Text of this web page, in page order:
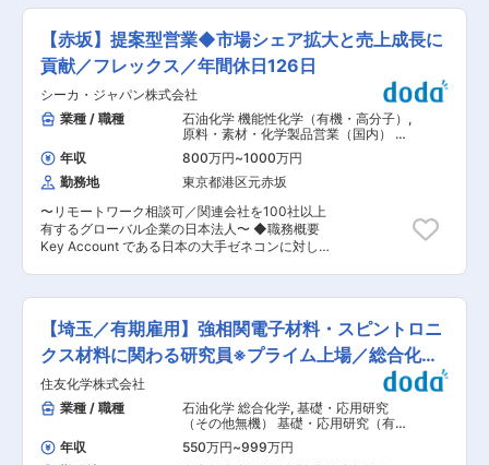
イフバランスの取れた就業環境です。アットホー
ムな雰囲気で落ち着きのある社風のため、新卒社
員や中途社員で入社した社員の方を長期的に教育
し、確実に成長していくことができる環境が整っ
ています。 ・ローコスト/ハイクオリティ/クイッ
クレスポンスという三大要素を最大限発揮するた
めに最新鋭の設備を導入し、原料供給から金型交
換、成形、集積といった生産の主要工程をオート
メーション化することで、従来、人の手に頼って
いた作業を無人化・自動化・省力化・高品質化を
実現し、24時間体制での稼働を可能にしていま
す。 ・高品質、安定供給を目指し、国内外に自社
工場と営業拠点を展開しています。緻密な商品企
技術」の向上と常時安定供給を支える「大規模な
生産体制」を構築しています。三重工場・上海工
ンターをオンラインで結ぶ受発注システムによ
り、顧客からの電子発注に対応、製品の迅速な配
送を実現しています。 変更の範囲：会社の定める
業務
開、顧客との技術折衝までを一貫して担当いただ
くポジションです。 ◆業務内容： ・半導体メー
カー／半導体製造装置メーカーの要求仕様を満た
す精密洗浄処方（薬液条件・プロセス条件等）の
開発・評価 ・開発した洗浄処方の国内・海外工場
（欧米・アジア）への技術移管・立ち上げ支援 ・
国内外顧客との技術的なコミュニケーション（特
に海外顧客とは英語での直接折衝・技術説明が必
須。海外出張あり） ・グループ会社（国内、欧
米、アジア）間における洗浄技術・評価技術の横
断的な展開・技術サポート ・技術課題の抽出・改
善提案を通じた、洗浄品質の高度化・標準化推進
◆就業環境： ・平均残業：20時間程度 ・テレワ
ーク相談可能 ◆出向先： ・株式会社新菱 ・本
社：福岡県北九州市八幡西区黒崎3丁目9番22号
・事業内容：ファインケミカル事業、精密洗浄・
の技術コミュニケーションを通じ、語学力・国際
的な技術対応力を磨けます。 ・最先端半導体製造
を根底から支える技術に携われる：ナノレベルの
清浄度が求められる世界で、製造歩留まり・品質
を左右する重要工程を担います。 ・開発から量
産・展開まで一貫して関われる：処方開発にとど
まらず、工場展開・運用フェーズまで見届けるこ
とができ、技術の「社会実装」を実感できます。
【赤坂】提案型営業◆市場シェア拡大と売上成長に
貢献／フレックス／年間休日126日
シーカ・ジャパン株式会社
業種 / 職種
石油化学 機能性化学（有機・高分子） ,
原料・素材・化学製品営業（国内） 建
設・不動産法人営業
年収 800万円~1000万円
勤務地
東京都港区元赤坂
〜リモートワーク相談可／関連会社を100社以上
有するグローバル企業の日本法人〜 ◆職務概要
Key Account である日本の大手ゼネコンに対し
術仕様の提案、Sika ソリューションがSpec-in さ
れたKey Project の創出、関係部門との連携を通
じ、 売上成長と市場ポジション強化に貢献いただ
きます。 ◆職務詳細 ・アカウントマネジメント
業務 ∟大手ゼネコンのキーパーソン（本社、設
計、技術部門等）との定期的な関係構築 ∟キーア
カウントの意思決定構造、組織動向の把握と分
析、ポテンシャルの分析と把握 ∟顧客満足度向上
施策の立案 ? 仕様活動・技術提案・設計Spec-in
∟Sika の重点製品の技術提案 ∟大手ゼネコン独
【埼玉／有期雇用】強相関電子材料・スピントロニ
クス材料に関わる研究員※プライム上場／総合化学
メーカー
住友化学株式会社
業種 / 職種
石油化学 総合化学, 基礎・応用研究
（その他無機） 基礎・応用研究（有機
金属・錯体・触媒）
年収 550万円~999万円